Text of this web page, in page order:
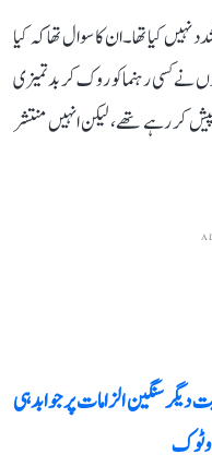
نہیں کیا تھا۔ ان کا سوال تھا کہ کیا
نے کسی رہنما کو روک کر بدتمیزی
کر رہے تھے، لیکن انہیں منتشر
سنگین الزامات پر جوابدہی
ٹوک